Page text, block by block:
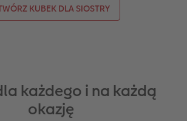
KUBEK DLA SIOSTRY
każdego i na każdą
okazję